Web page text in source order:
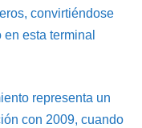
convirtiéndose
esta terminal
representa un
con 2009, cuando